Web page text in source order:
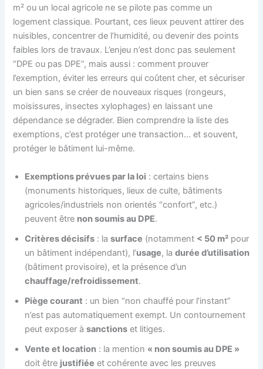
m² ou un local agricole ne se pilote pas comme un
logement classique. Pourtant, ces lieux peuvent attirer des
nuisibles, concentrer de l’humidité, ou devenir des points
faibles lors de travaux. L’enjeu n’est donc pas seulement
“DPE ou pas DPE”, mais aussi : comment prouver
l’exemption, éviter les erreurs qui coûtent cher, et sécuriser
un bien sans se créer de nouveaux risques (rongeurs,
moisissures, insectes xylophages) en laissant une
dépendance se dégrader. Bien comprendre la liste des
exemptions, c’est protéger une transaction… et souvent,
protéger le bâtiment lui-même.
Exemptions prévues par la loi : certains biens
(monuments historiques, lieux de culte, bâtiments
agricoles/industriels non orientés “confort”, etc.)
peuvent être non soumis au DPE.
Critères décisifs : lasurface (notamment < 50 m² pour
un bâtiment indépendant), l’usage, ladurée d’utilisation
(bâtiment provisoire), et la présence d’un
chauffage/refroidissement.
Piège courant : un bien “non chauffé pour l’instant”
n’est pas automatiquement exempt. Un contournement
peut exposer àsanctions et litiges.
Vente et location : la mention « non soumis au DPE »
doit être justifiée et cohérente avec les preuves